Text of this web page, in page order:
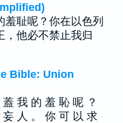
耻呢？你在以色列
，他必不禁止我归
Bible: Union
我 的 羞 恥 呢 ？
人 。 你 可 以 求